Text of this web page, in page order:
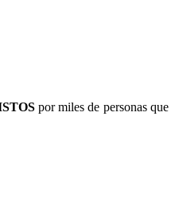
por miles de personas que